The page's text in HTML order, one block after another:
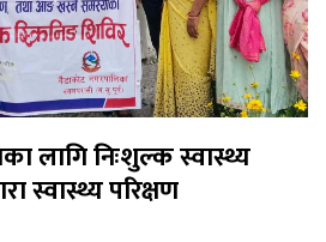
लागि निःशुल्क स्वास्थ्य
स्वास्थ्य परिक्षण